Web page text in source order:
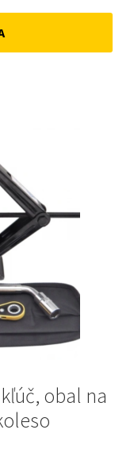
obal na